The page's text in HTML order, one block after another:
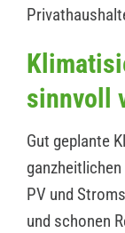
sinnvoll
Gut geplante
PV und
und schonen